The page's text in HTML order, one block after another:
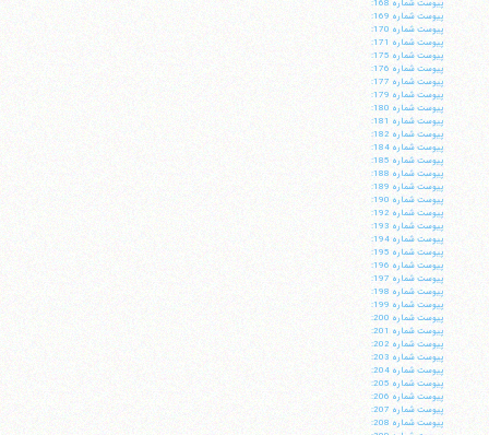
پيوست شماره 168:
پيوست شماره 169:
پيوست شماره 170:
پيوست شماره 171:
پيوست شماره 175:
پيوست شماره 176:
پيوست شماره 177:
پيوست شماره 179:
پيوست شماره 180:
پيوست شماره 181:
پيوست شماره 182:
پيوست شماره 184:
پيوست شماره 185:
پيوست شماره 188:
پيوست شماره 189:
پيوست شماره 190:
پيوست شماره 192:
پيوست شماره 193:
پيوست شماره 194:
پيوست شماره 195:
پيوست شماره 196:
پيوست شماره 197:
پيوست شماره 198:
پيوست شماره 199:
پيوست شماره 200:
پيوست شماره 201:
پيوست شماره 202:
پيوست شماره 203:
پيوست شماره 204:
پيوست شماره 205:
پيوست شماره 206:
پيوست شماره 207:
پيوست شماره 208: